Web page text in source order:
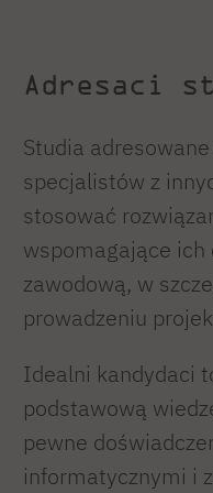
Adresaci
Studia
specjalistów z
stosować
wspomagające ich
zawodową, w
prowadzeniu
Idealni kandydaci
podstawową
pewne
informatycznymi i